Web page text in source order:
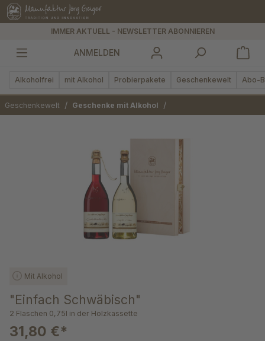
springen
IMMER AKTUELL - NEWSLETTER ABONNIEREN
ANMELDEN
Alkoholfrei mit Alkohol Probierpakete Geschenkewelt Abo-
Geschenkewelt / Geschenke mit Alkohol /
Mit Alkohol
"Einfach Schwäbisch"
2 Flaschen 0,75l in der Holzkassette
31,80 €*